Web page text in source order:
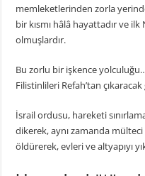
memleketlerinden zorla
bir kısmı hâlâ hayattadır ve
olmuşlardır.
Bu zorlu bir işkence
Filistinlileri Refah’tan
İsrail ordusu, hareketi
dikerek, aynı zamanda
öldürerek, evleri ve altyapıyı